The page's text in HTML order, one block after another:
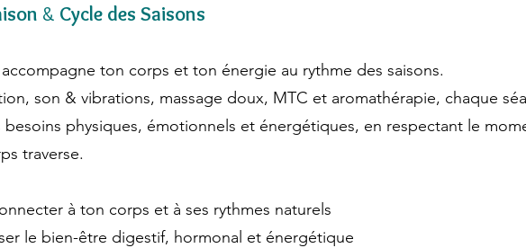
& Cycle des Saisons
ton corps et ton énergie au rythme des saisons.
son & vibrations, massage doux, MTC et aromathérapie, chaque
physiques, émotionnels et énergétiques, en respectant le
traverse.
à ton corps et à ses rythmes naturels
le bien-être digestif, hormonal et énergétique